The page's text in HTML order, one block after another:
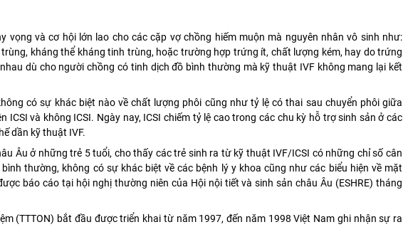
vọng và cơ hội lớn lao cho các cặp vợ chồng hiếm muộn mà nguyên nhân vô sinh như:
kháng thể kháng tinh trùng, hoặc trường hợp trứng ít, chất lượng kém, hay do trứng
dù cho người chồng có tinh dịch đồ bình thường mà kỹ thuật IVF không mang lại kết
có sự khác biệt nào về chất lượng phôi cũng như tỷ lệ có thai sau chuyển phôi giữa
ICSI và không ICSI. Ngày nay, ICSI chiếm tỷ lệ cao trong các chu kỳ hỗ trợ sinh sản ở các
dần kỹ thuật IVF.
Âu ở những trẻ 5 tuổi, cho thấy các trẻ sinh ra từ kỹ thuật IVF/ICSI có những chỉ số cân
thường, không có sự khác biệt về các bệnh lý y khoa cũng như các biểu hiện về mặt
báo cáo tại hội nghị thường niên của Hội nội tiết và sinh sản châu Âu (ESHRE) tháng
(TTTON) bắt đầu được triển khai từ năm 1997, đến năm 1998 Việt Nam ghi nhận sự ra